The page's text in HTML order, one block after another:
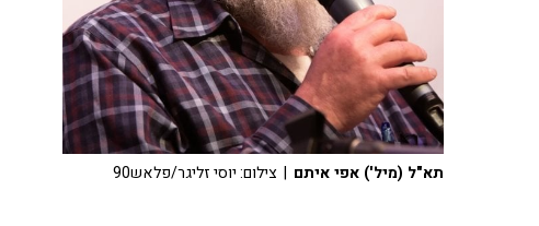
תא"ל (מיל') אפי איתם | צילום: יוסי זליגר/פלאש90